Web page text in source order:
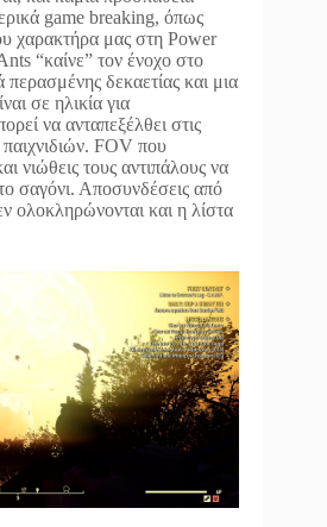
game breaking, όπως
χαρακτήρα μας στη Power
“καίνε” τον ένοχο στο
δεκαετίας και μια
σε ηλικία για
να ανταπεξέλθει στις
παιχνιδιών. FOV που
νιώθεις τους αντιπάλους να
σαγόνι. Αποσυνδέσεις από
ολοκληρώνονται και η λίστα